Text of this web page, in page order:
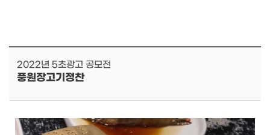
2022년 5초광고 공모전
풍원장고기정찬